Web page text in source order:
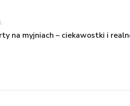
na myjniach – ciekawostki i